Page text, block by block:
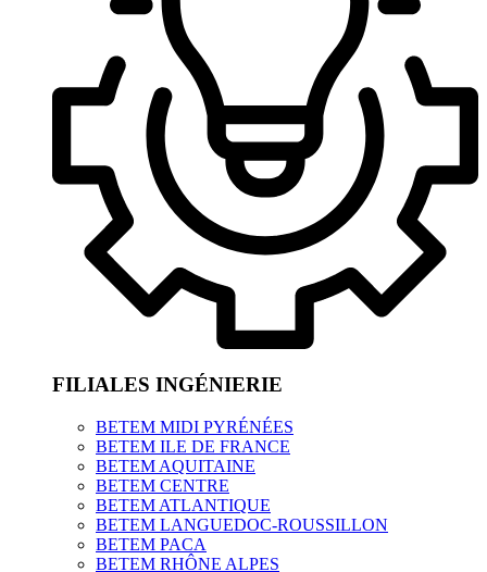
FILIALES INGÉNIERIE
BETEM MIDI PYRÉNÉES
BETEM ILE DE FRANCE
BETEM AQUITAINE
BETEM CENTRE
BETEM ATLANTIQUE
BETEM LANGUEDOC-ROUSSILLON
BETEM PACA
BETEM RHÔNE ALPES